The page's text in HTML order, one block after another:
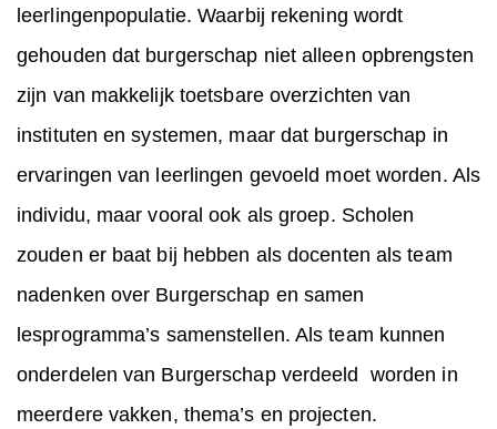
leerlingenpopulatie. Waarbij rekening wordt
gehouden dat burgerschap niet alleen opbrengsten
zijn van makkelijk toetsbare overzichten van
instituten en systemen, maar dat burgerschap in
ervaringen van leerlingen gevoeld moet worden. Als
individu, maar vooral ook als groep. Scholen
zouden er baat bij hebben als docenten als team
nadenken over Burgerschap en samen
lesprogramma’s samenstellen. Als team kunnen
onderdelen van Burgerschap verdeeld worden in
meerdere vakken, thema’s en projecten.